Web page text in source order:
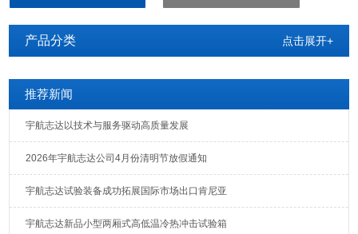
产品分类 点击展开+
推荐新闻
宇航志达以技术与服务驱动高质量发展
2026年宇航志达公司4月份清明节放假通知
宇航志达试验装备成功拓展国际市场出口肯尼亚
宇航志达新品小型两厢式高低温冷热冲击试验箱